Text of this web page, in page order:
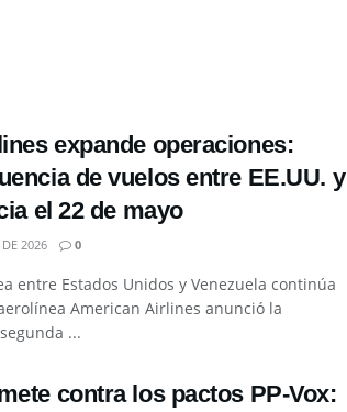
expande operaciones:
de vuelos entre EE.UU. y
el 22 de mayo
2026 0
entre Estados Unidos y Venezuela continúa
American Airlines anunció la
...
contra los pactos PP-Vox: